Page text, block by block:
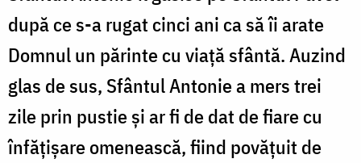
după ce s-a rugat cinci ani ca să îi arate
Domnul un părinte cu viață sfântă. Auzind
glas de sus, Sfântul Antonie a mers trei
zile prin pustie și ar fi de dat de fiare cu
înfățișare omenească, fiind povățuit de